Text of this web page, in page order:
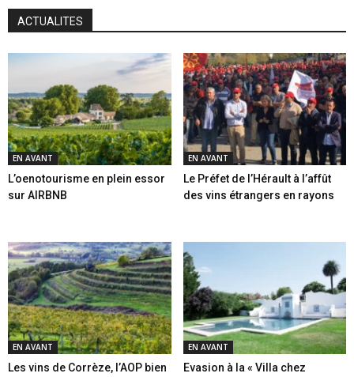
ACTUALITES
EN AVANT
L’oenotourisme en plein essor
sur AIRBNB
EN AVANT
Le Préfet de l’Hérault à l’affût
des vins étrangers en rayons
EN AVANT
Les vins de Corrèze, l’AOP bien
EN AVANT
Evasion à la « Villa chez